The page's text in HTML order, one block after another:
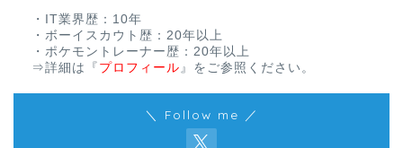
・IT業界歴：10年
・ボーイスカウト歴：20年以上
・ポケモントレーナー歴：20年以上
⇒詳細は
『 プロフィール 』 をご参照ください。
＼ Follow me ／